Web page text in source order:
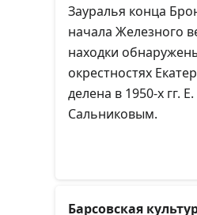
Зауралья конца
начала Железного
находки
окрестностях
де­ле­на в 1950-х гг.
Саль­ни­ко­вым.
Барсовская